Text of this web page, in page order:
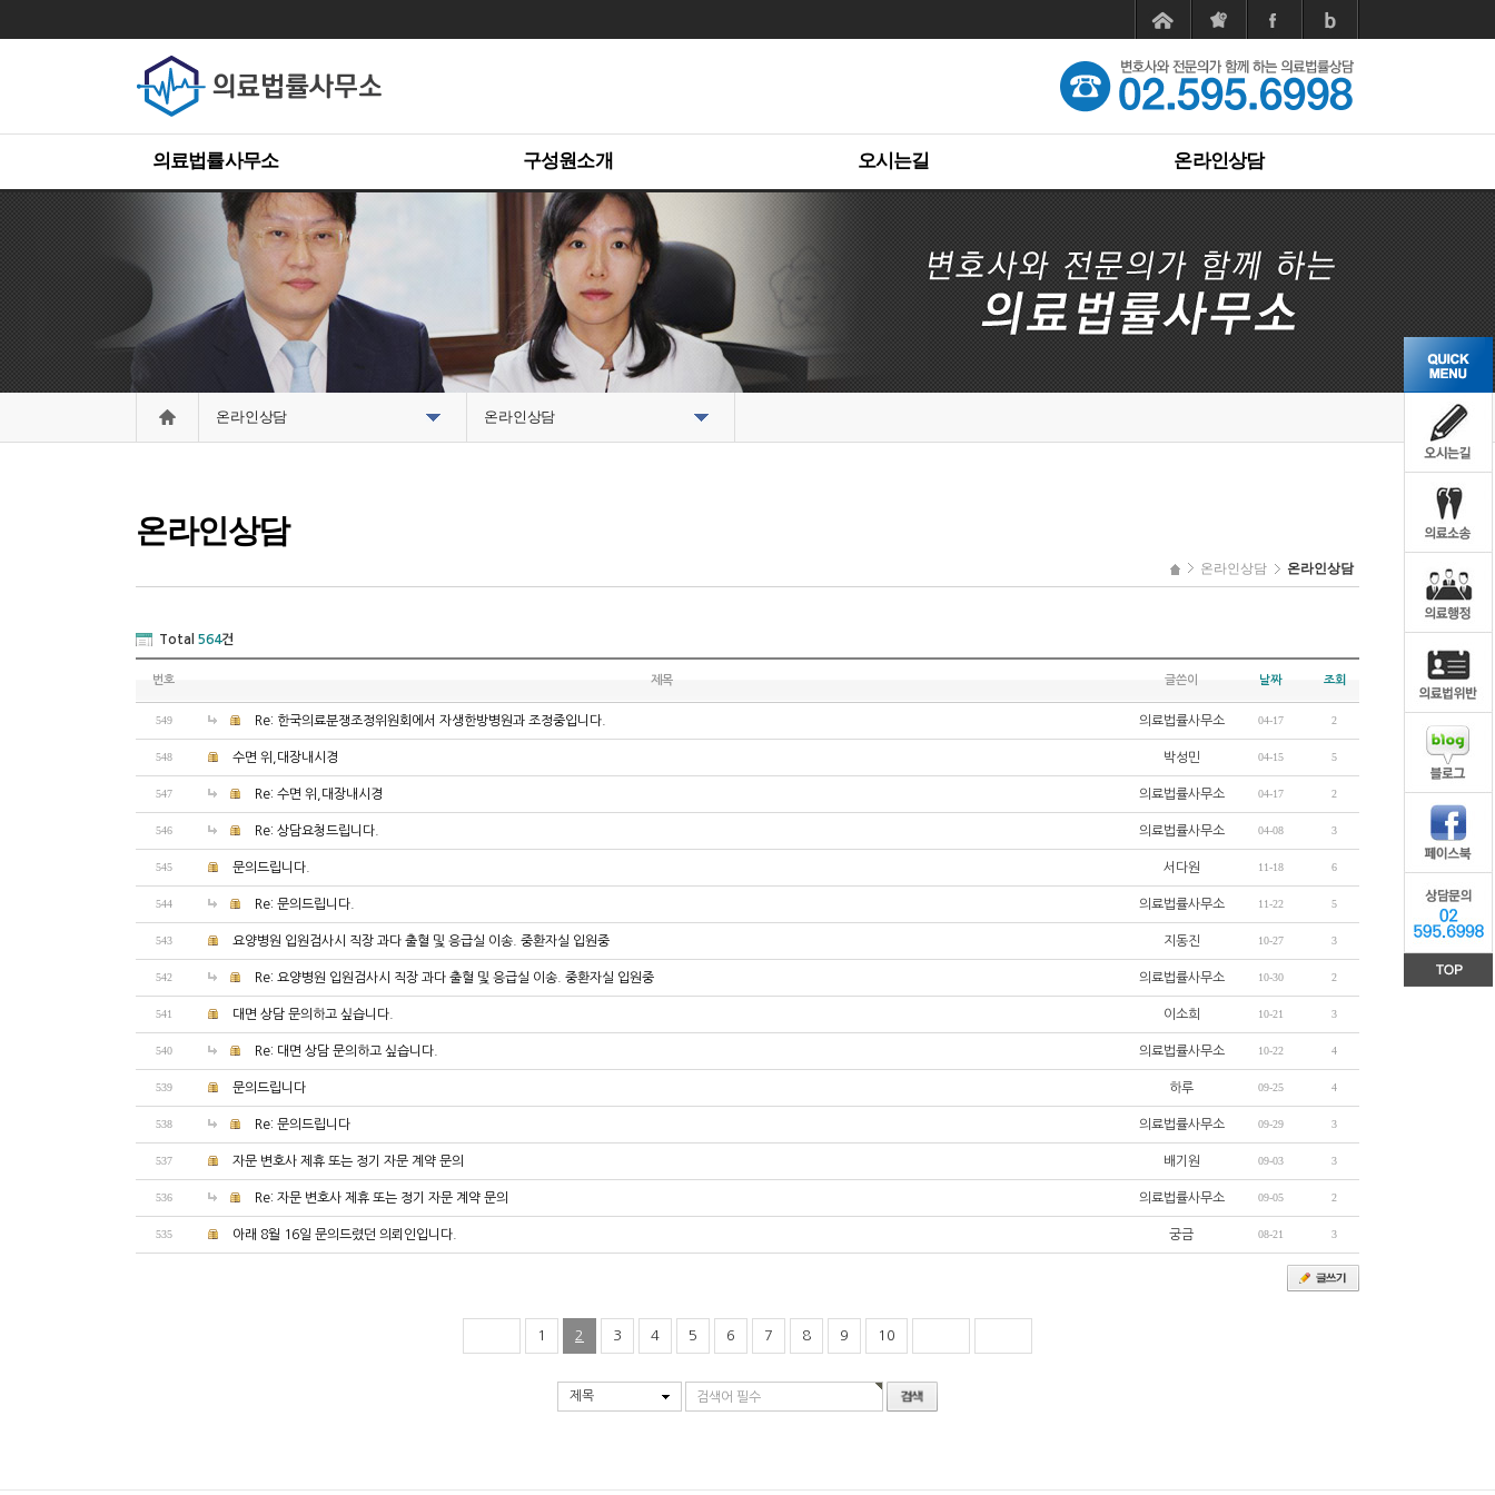
의료법률사무소 구성원소개 오시는길 온라인상담
온라인상담 온라인상담
온라인상담
온라인상담 온라인상담
Total 564건
번호 제목 글쓴이 날짜 조회
549 Re: 한국의료분쟁조정위원회에서 자생한방병원과 조정중입니다. 의료법률사무소 04-17 2
548 수면 위,대장내시경 박성민 04-15 5
547 Re: 수면 위,대장내시경 의료법률사무소 04-17 2
546 Re: 상담요청드립니다. 의료법률사무소 04-08 3
545 문의드립니다. 서다원 11-18 6
544 Re: 문의드립니다. 의료법률사무소 11-22 5
543 요양병원 입원검사시 직장 과다 출혈 및 응급실 이송. 중환자실 입원중 지동진 10-27 3
542 Re: 요양병원 입원검사시 직장 과다 출혈 및 응급실 이송. 중환자실 입원중 의료법률사무소 10-30 2
541 대면 상담 문의하고 싶습니다. 이소희 10-21 3
540 Re: 대면 상담 문의하고 싶습니다. 의료법률사무소 10-22 4
539 문의드립니다 하루 09-25 4
538 Re: 문의드립니다 의료법률사무소 09-29 3
537 자문 변호사 제휴 또는 정기 자문 계약 문의 배기원 09-03 3
536 Re: 자문 변호사 제휴 또는 정기 자문 계약 문의 의료법률사무소 09-05 2
535 아래 8월 16일 문의드렸던 의뢰인입니다. 궁금 08-21 3
1 2 3 4 5 6 7 8 9 10
제목 검색어 필수